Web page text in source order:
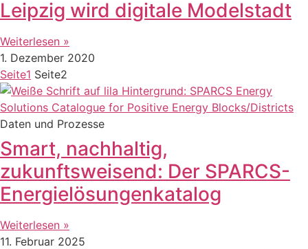
Leipzig wird digitale Modelstadt
Weiterlesen »
1. Dezember 2020
Seite1 Seite2
Daten und Prozesse
Smart, nachhaltig,
zukunftsweisend: Der SPARCS-
Energielösungenkatalog
Weiterlesen »
11. Februar 2025